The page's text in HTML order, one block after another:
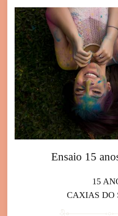
Ensaio 15
15
CAXIAS DO